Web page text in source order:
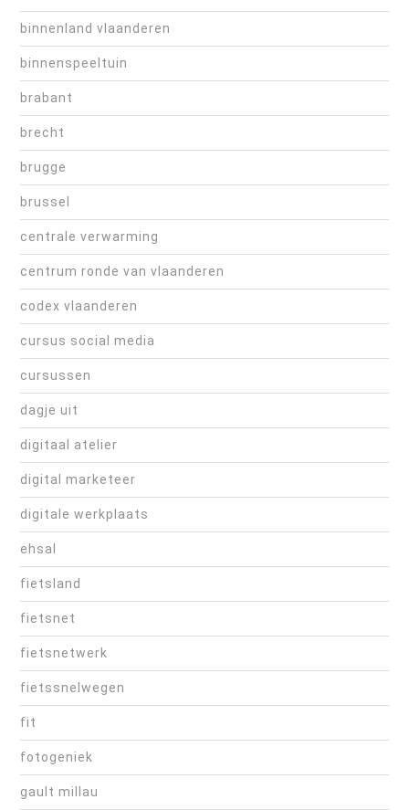
binnenland vlaanderen
binnenspeeltuin
brabant
brecht
brugge
brussel
centrale verwarming
centrum ronde van vlaanderen
codex vlaanderen
cursus social media
cursussen
dagje uit
digitaal atelier
digital marketeer
digitale werkplaats
ehsal
fietsland
fietsnet
fietsnetwerk
fietssnelwegen
fit
fotogeniek
gault millau